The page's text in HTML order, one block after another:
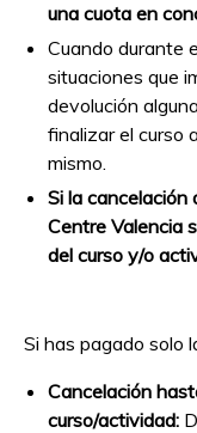
una cuota en
Cuando durante
situaciones que
devolución
finalizar el curso
mismo.
Si la cancelación
Centre Valencia
del curso y/o
Si has pagado solo
Cancelación
curso/actividad: